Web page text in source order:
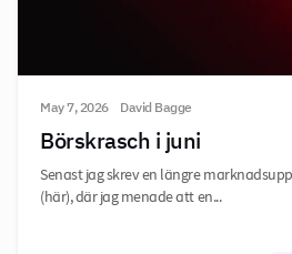
May 7, 2026 David Bagge
Börskrasch i juni
Senast jag skrev en längre
(här), där jag menade att en...